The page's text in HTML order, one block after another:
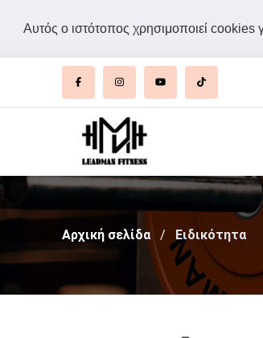
Αυτός ο ιστότοπος χρησιμοποιεί cookies
Αρχική σελίδα Ειδικότητα